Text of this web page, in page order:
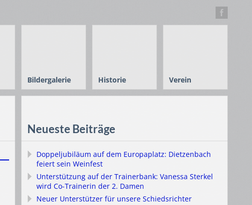
Bildergalerie Historie Verein
Neueste Beiträge
Doppeljubiläum auf dem Europaplatz: Dietzenbach
feiert sein Weinfest
Unterstützung auf der Trainerbank: Vanessa Sterkel
wird Co-Trainerin der 2. Damen
Neuer Unterstützer für unsere Schiedsrichter